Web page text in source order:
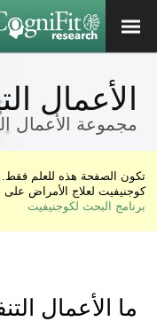
الأعمال
مجموعة الأعمال
تكون الصفحة هذه للعلم فقط.
كوجنيفيت لعلاج الأمراض على
برنامج البحث لكوجنيفيت
ما الأعمال